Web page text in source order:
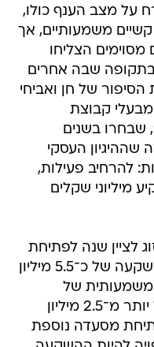
על מצב הענף כולו,
משמעותיים, אך
הצליחו
בתקופה שבה אחרים
של חן ואביחי
קבוצת
שבחרו בשנים
העסקי
להרחיב פעילות,
מיליוני שקלים
לציין שנה לפתיחת
המסעדה בגדרה, שהוקמה בהשקעה של כ־5.5 מיליון
של
המסעדה ברחובות, בעלות של יותר מ־2.5 מיליון
מסעדה נוספת